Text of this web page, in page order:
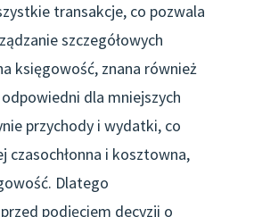
transakcje, co pozwala
szczegółowych
księgowość, znana również
dla mniejszych
przychody i wydatki, co
czasochłonna i kosztowna,
Dlatego
podjęciem decyzji o